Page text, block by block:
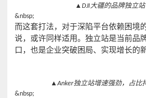
▲DJI大疆的品牌独立站
&nbsp;
而这套打法，对于深陷平台依赖困境
说，或许同样适用。独立站是当前品
口，也是企业突破困局、实现增长的
▲Anker独立站增速强劲，占比
&nbsp;